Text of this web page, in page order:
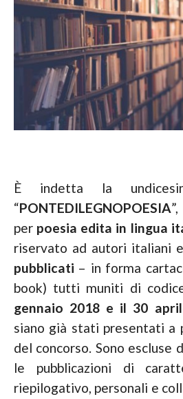
È indetta la
“PONTEDILEGNOPOESIA
per poesia edita in lingua
riservato ad autori italiani
pubblicati – in forma
book) tutti muniti di
gennaio 2018 e il 30
siano già stati presentati a
del concorso. Sono escluse
le pubblicazioni di
riepilogativo, personali e